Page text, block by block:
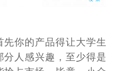
你的产品得让大学生
人感兴趣，至少得是